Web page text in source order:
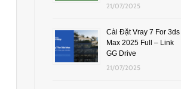
21/07/2025
Cài Đặt Vray 7 For 3ds
Max 2025 Full – Link
GG Drive
21/07/2025